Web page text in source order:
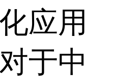
应用
于中